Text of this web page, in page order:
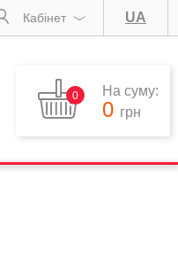
Кабінет UA
0 На суму:
0 грн